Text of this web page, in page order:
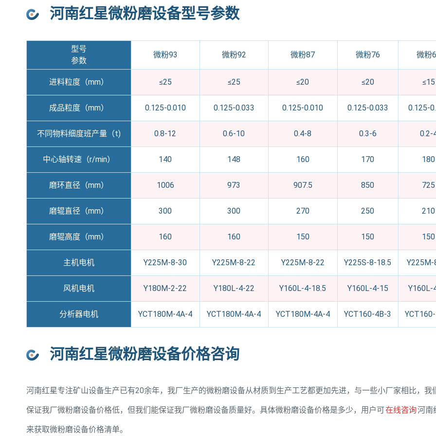
河南红星微粉磨设备型号参数
型号
参数
微粉93 微粉92 微粉87 微粉76 微粉
进料粒度（mm） ≤25 ≤25 ≤20 ≤20 ≤15
成品粒度（mm） 0.125-0.010 0.125-0.033 0.125-0.010 0.125-0.033 0.125-
不同物料细度班产量（t) 0.8-12 0.6-10 0.4-8 0.3-6 0.2-
中心轴转速（r/min） 140 148 160 170 180
磨环直径（mm） 1006 973 907.5 850 725
磨辊直径（mm） 300 300 270 250 210
磨辊高度（mm） 160 160 150 150 150
主机电机 Y225M-8-30 Y225M-8-22 Y225M-8-22 Y225S-8-18.5 Y225M-
风机电机 Y180M-2-22 Y180L-4-22 Y160L-4-18.5 Y160L-4-15 Y160L-
分析器电机 YCT180M-4A-4 YCT180M-4A-4 YCT180M-4A-4 YCT160-4B-3
河南红星微粉磨设备价格咨询
河南红星专注矿山设备生产已有20余年，我厂生产的微粉磨设备从材质到生产工艺都更加先进，与一些小厂家相比，我
保证我厂微粉磨设备价格低，但我们能保证我厂微粉磨设备质量好。具体微粉磨设备价格是多少，用户可在线咨询河南
来获取微粉磨设备价格清单。